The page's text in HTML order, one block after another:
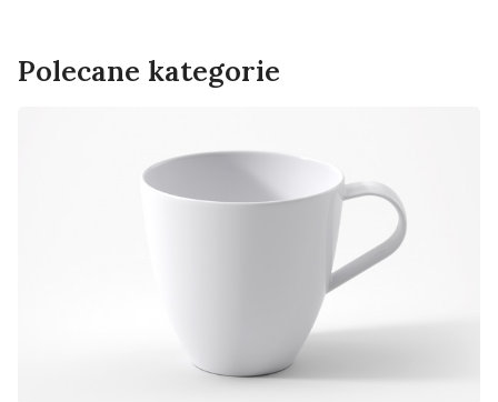
Polecane kategorie